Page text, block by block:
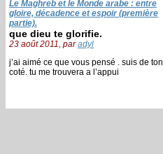
Le Maghreb et le Monde arabe : entre
gloire, décadence et espoir (première
partie).
que dieu te glorifie.
23 août 2011, paradyl
j’ai aimé ce que vous pensé . suis de ton
coté. tu me trouvera a l’appui